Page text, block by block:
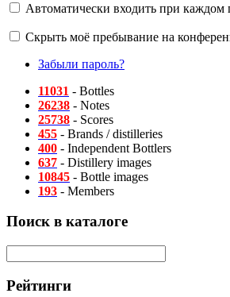
Автоматически входить при каждом
Скрыть моё пребывание на
Забыли пароль?
11031 - Bottles
26238 - Notes
25738 - Scores
455 - Brands / distilleries
400 - Independent Bottlers
637 - Distillery images
10845 - Bottle images
193 - Members
Поиск в каталоге
Рейтинги